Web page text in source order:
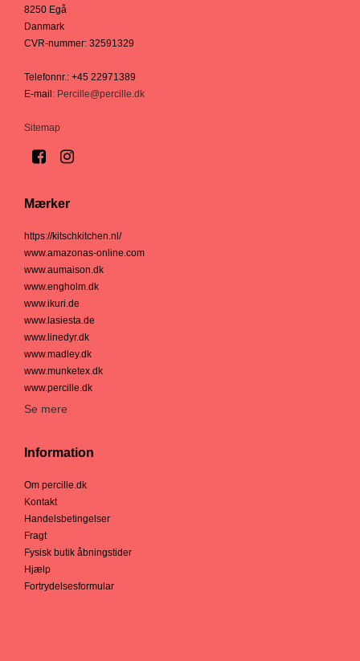
8250 Egå
Danmark
CVR-nummer: 32591329
Telefonnr.: +45 22971389
E-mail : Percille@percille.dk
Sitemap
Mærker
https://kitschkitchen.nl/
www.amazonas-online.com
www.aumaison.dk
www.engholm.dk
www.ikuri.de
www.lasiesta.de
www.linedyr.dk
www.madley.dk
www.munketex.dk
www.percille.dk
Se mere
Information
Om percille.dk
Kontakt
Handelsbetingelser
Fragt
Fysisk butik åbningstider
Hjælp
Fortrydelsesformular